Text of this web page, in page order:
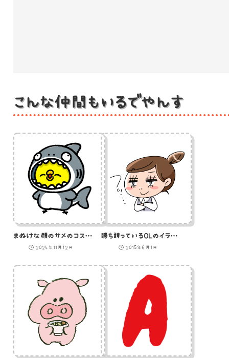
こんな仲間もいるでやんす
まぬけな顔のサメのコスプレをしたひよこ
2024年11月12日
勝ち誇っているOLのイラスト
2015年6月1日